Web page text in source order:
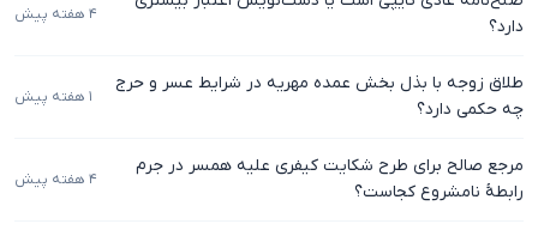
دارد؟
۴ هفته پیش
طلاق زوجه با بذل بخش عمده مهریه در شرایط عسر و حرج
چه حکمی دارد؟
۱ هفته پیش
مرجع صالح برای طرح شکایت کیفری علیه همسر در جرم
رابطهٔ نامشروع کجاست؟
۴ هفته پیش